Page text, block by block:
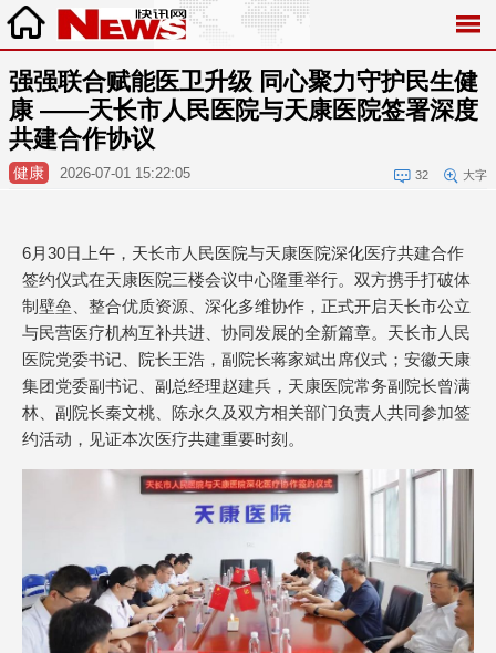
强强联合赋能医卫升级 同心聚力守护民生健
康 ——天长市人民医院与天康医院签署深度
共建合作协议
健康 2026-07-01 15:22:05 32 大字
6月30日上午，天长市人民医院与天康医院深化医疗共建合作
签约仪式在天康医院三楼会议中心隆重举行。双方携手打破体
制壁垒、整合优质资源、深化多维协作，正式开启天长市公立
与民营医疗机构互补共进、协同发展的全新篇章。天长市人民
医院党委书记、院长王浩，副院长蒋家斌出席仪式；安徽天康
集团党委副书记、副总经理赵建兵，天康医院常务副院长曾满
林、副院长秦文桃、陈永久及双方相关部门负责人共同参加签
约活动，见证本次医疗共建重要时刻。